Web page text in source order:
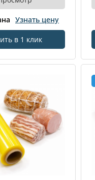
Узнать цену
в 1 клик